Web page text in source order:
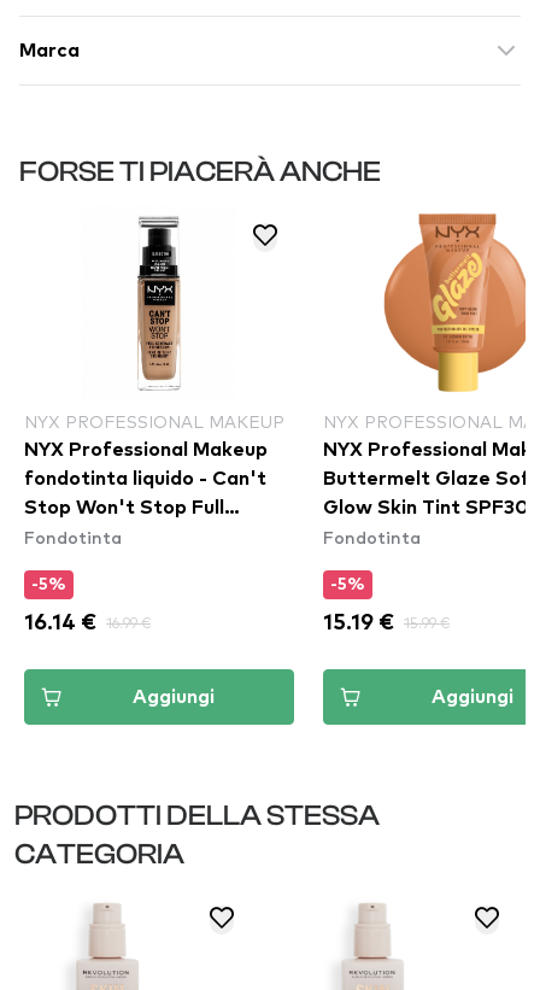
Marca
FORSE TI PIACERÀ ANCHE
NYX PROFESSIONAL MAKEUP
NYX Professional Makeup
fondotinta liquido - Can't
Stop Won't Stop Full
Coverage Foundation -
Fondotinta
-5%
16.14 € 16.99 €
Aggiungi
NYX PROFESSIONAL
NYX Professional
Buttermelt Glaze Soft
Glow Skin Tint SPF30
Cashew Butta
Fondotinta
-5%
15.19 € 15.99 €
Aggiungi
PRODOTTI DELLA STESSA
CATEGORIA